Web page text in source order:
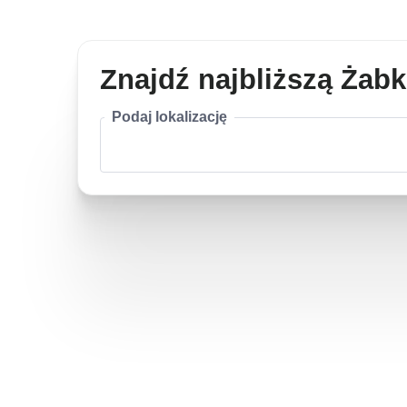
Znajdź najbliższą
Podaj lokalizację